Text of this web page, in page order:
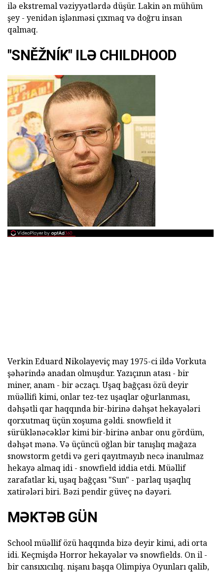
ilə ekstremal vəziyyətlərdə düşür. Lakin ən mühüm
şey - yenidən işlənməsi çıxmaq və doğru insan
qalmaq.
"SNĚŽNÍK" ILƏ CHILDHOOD
Verkin Eduard Nikolayeviç may 1975-ci ildə Vorkuta
şəhərində anadan olmuşdur. Yazıçının atası - bir
miner, anam - bir əczaçı. Uşaq bağçası özü deyir
müəllifi kimi, onlar tez-tez uşaqlar oğurlanması,
dəhşətli qar haqqında bir-birinə dəhşət hekayələri
qorxutmaq üçün xoşuma gəldi. snowfield it
sürüklənəcəklər kimi bir-birinə anbar onu gördüm,
dəhşət mənə. Və üçüncü oğlan bir tanışlıq mağaza
snowstorm getdi və geri qayıtmayıb necə inanılmaz
hekayə almaq idi - snowfield iddia etdi. Müəllif
zarafatlar ki, uşaq bağçası "Sun" - parlaq uşaqlıq
xatirələri biri. Bəzi pendir güveç nə dəyəri.
MƏKTƏB GÜN
School müəllif özü haqqında bizə deyir kimi, adi orta
idi. Keçmişdə Horror hekayələr və snowfields. On il -
bir cansıxıcılıq. nişanı başqa Olimpiya Oyunları qalib,